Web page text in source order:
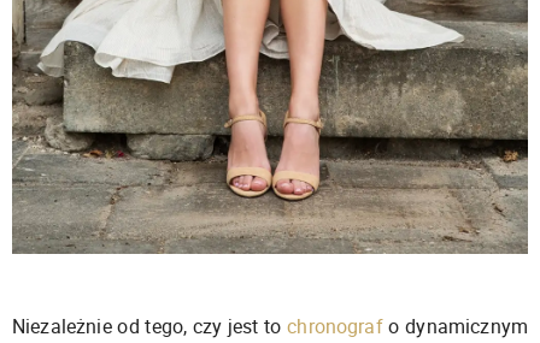
Niezależnie od tego, czy jest tochronografo dynamicznym